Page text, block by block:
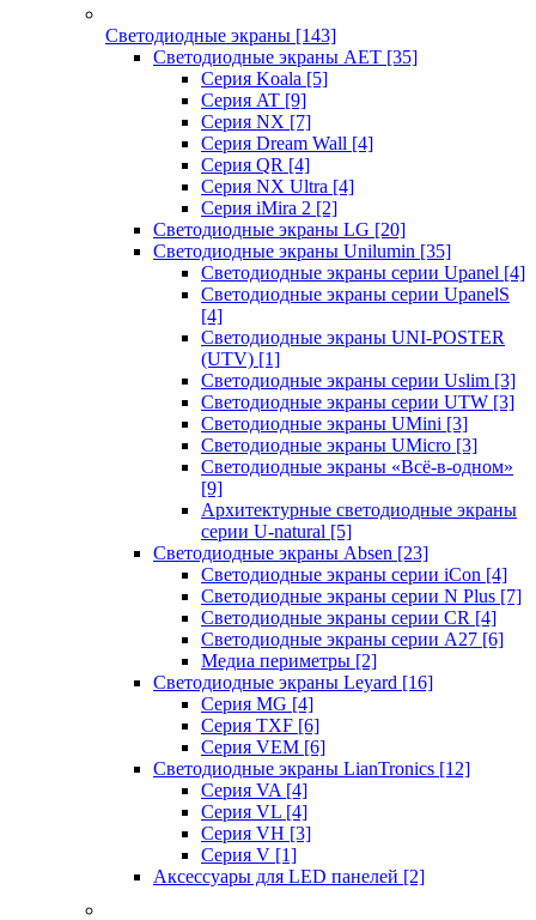
Светодиодные экраны [143]
Светодиодные экраны AET [35]
Cерия Koala [5]
Серия AT [9]
Серия NX [7]
Серия Dream Wall [4]
Серия QR [4]
Серия NX Ultra [4]
Серия iMira 2 [2]
Светодиодные экраны LG [20]
Светодиодные экраны Unilumin [35]
Светодиодные экраны серии Upanel [4]
Светодиодные экраны серии UpanelS
[4]
Светодиодные экраны UNI-POSTER
(UTV) [1]
Светодиодные экраны серии Uslim [3]
Светодиодные экраны серии UTW [3]
Светодиодные экраны UMini [3]
Светодиодные экраны UMicro [3]
Светодиодные экраны «Всё-в-одном»
[9]
Архитектурные светодиодные экраны
серии U-natural [5]
Светодиодные экраны Absen [23]
Светодиодные экраны серии iCon [4]
Светодиодные экраны серии N Plus [7]
Светодиодные экраны серии CR [4]
Светодиодные экраны серии А27 [6]
Медиа периметры [2]
Светодиодные экраны Leyard [16]
Серия MG [4]
Серия TXF [6]
Серия VEM [6]
Светодиодные экраны LianTronics [12]
Серия VA [4]
Серия VL [4]
Серия VH [3]
Серия V [1]
Аксессуары для LED панелей [2]